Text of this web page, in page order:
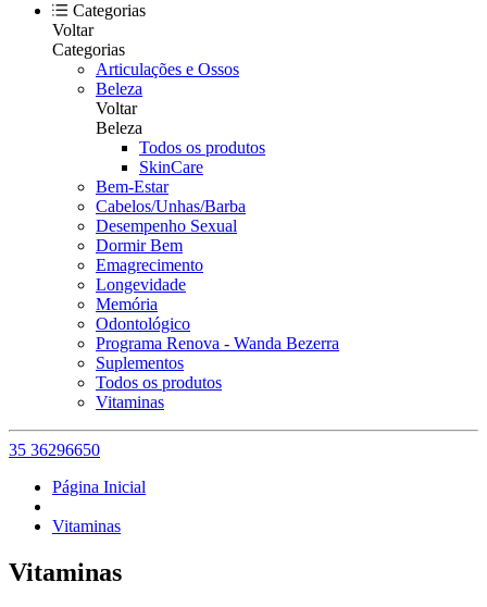
Categorias
Voltar
Categorias
Articulações e Ossos
Beleza
Voltar
Beleza
Todos os produtos
SkinCare
Bem-Estar
Cabelos/Unhas/Barba
Desempenho Sexual
Dormir Bem
Emagrecimento
Longevidade
Memória
Odontológico
Programa Renova - Wanda Bezerra
Suplementos
Todos os produtos
Vitaminas
35 36296650
Página Inicial
Vitaminas
Vitaminas